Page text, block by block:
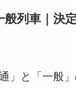
般列車｜決
」と「一般